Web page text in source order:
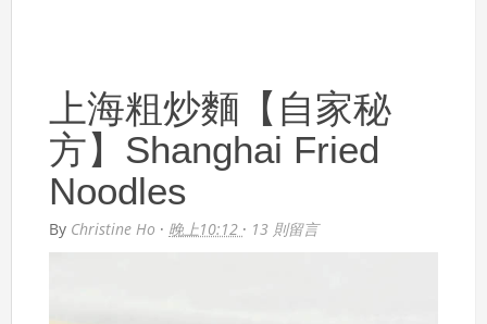
上海粗炒麵【自家秘
方】Shanghai Fried
Noodles
By Christine Ho · 晚上10:12 · 13 則留言